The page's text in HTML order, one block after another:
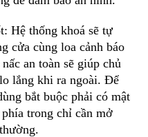
Hệ thống khoá sẽ tự
cửa cùng loa cảnh báo
an toàn sẽ giúp chủ
lắng khi ra ngoài. Để
bắt buộc phải có mật
trong chỉ cần mở